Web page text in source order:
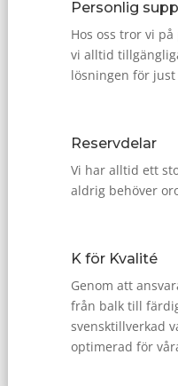
Personlig
Hos oss tror vi
vi alltid
lösningen för just
Reservdelar
Vi har alltid ett
aldrig behöver
K för Kvalité
Genom att
från balk till
svensktillverkad
optimerad för